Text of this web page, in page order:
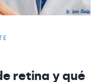
retina y qué